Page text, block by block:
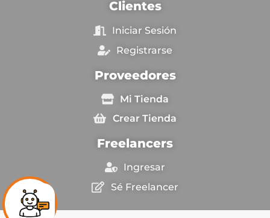
Clientes
Iniciar Sesión
Registrarse
Proveedores
Mi Tienda
Crear Tienda
Freelancers
Ingresar
Sé Freelancer